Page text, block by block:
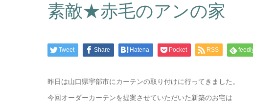
素敵★赤毛のアンの家
Tweet Share Hatena Pocket RSS
昨日は山口県宇部市にカーテンの取り付けに行ってきました。
今回オーダーカーテンを提案させていただいた新築のお宅は